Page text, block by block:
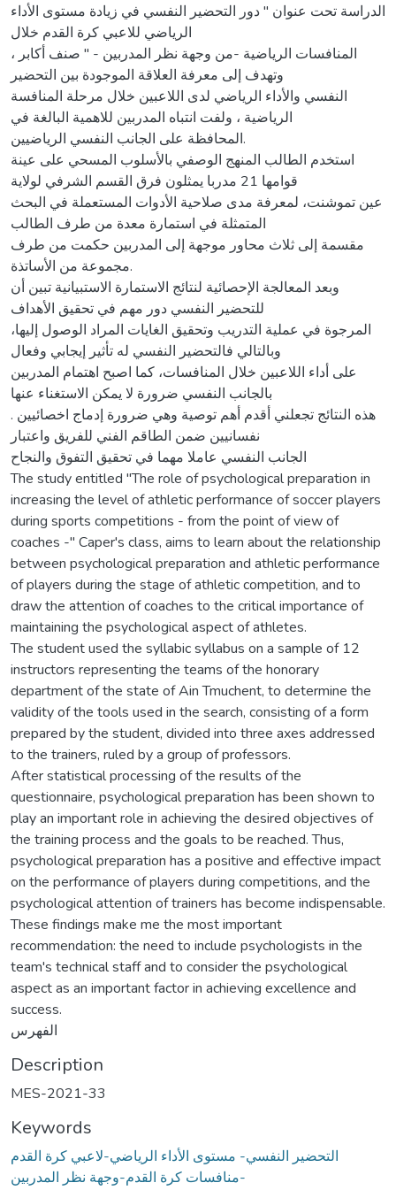
الدراسة تحت عنوان " دور التحضير النفسي في زيادة مستوى الأداء
الرياضي للاعبي كرة القدم خلال
المنافسات الرياضية -من وجهة نظر المدربين - " صنف أكابر ،
وتهدف إلى معرفة العلاقة الموجودة بين التحضير
النفسي والأداء الرياضي لدى اللاعبين خلال مرحلة المنافسة
الرياضية ، ولفت انتباه المدربين للاهمية البالغة في
المحافظة على الجانب النفسي الرياضيين.
استخدم الطالب المنهج الوصفي بالأسلوب المسحي على عينة
قوامها 21 مدربا يمثلون فرق القسم الشرفي لولاية
عين تموشنت، لمعرفة مدى صلاحية الأدوات المستعملة في البحث
المتمثلة في استمارة معدة من طرف الطالب
مقسمة إلى ثلاث محاور موجهة إلى المدربين حكمت من طرف
مجموعة من الأساتذة.
وبعد المعالجة الإحصائية لنتائج الاستمارة الاستبيانية تبين أن
للتحضير النفسي دور مهم في تحقيق الأهداف
المرجوة في عملية التدريب وتحقيق الغايات المراد الوصول إليها،
وبالتالي فالتحضير النفسي له تأثير إيجابي وفعال
على أداء اللاعبين خلال المنافسات، كما اصبح اهتمام المدربين
بالجانب النفسي ضرورة لا يمكن الاستغناء عنها
. هذه النتائج تجعلني أقدم أهم توصية وهي ضرورة إدماج اخصائيين
نفسانيين ضمن الطاقم الفني للفريق واعتبار
الجانب النفسي عاملا مهما في تحقيق التفوق والنجاح
The study entitled "The role of psychological preparation in
increasing the level of athletic performance of soccer players
during sports competitions - from the point of view of
coaches -" Caper's class, aims to learn about the relationship
between psychological preparation and athletic performance
of players during the stage of athletic competition, and to
draw the attention of coaches to the critical importance of
maintaining the psychological aspect of athletes.
The student used the syllabic syllabus on a sample of 12
instructors representing the teams of the honorary
department of the state of Ain Tmuchent, to determine the
validity of the tools used in the search, consisting of a form
prepared by the student, divided into three axes addressed
to the trainers, ruled by a group of professors.
After statistical processing of the results of the
questionnaire, psychological preparation has been shown to
play an important role in achieving the desired objectives of
the training process and the goals to be reached. Thus,
psychological preparation has a positive and effective impact
on the performance of players during competitions, and the
psychological attention of trainers has become indispensable.
These findings make me the most important
recommendation: the need to include psychologists in the
team's technical staff and to consider the psychological
aspect as an important factor in achieving excellence and
success.
الفهرس
Description
MES-2021-33
Keywords
التحضير النفسي- مستوى الأداء الرياضي-لاعبي كرة القدم
-منافسات كرة القدم-وجهة نظر المدربين